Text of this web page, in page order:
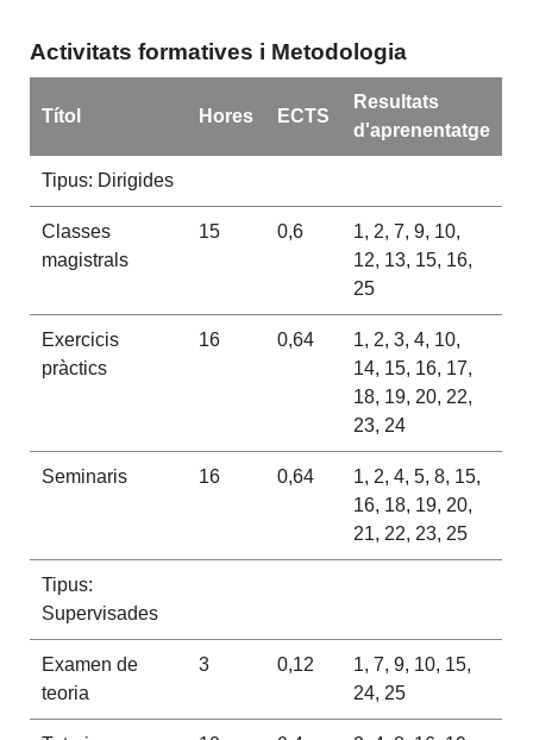
Activitats formatives i Metodologia
Títol Hores ECTS
Resultats
d'aprenentatge
Tipus: Dirigides
Classes
magistrals
15 0,6
1, 2, 7, 9, 10,
12, 13, 15, 16,
25
Exercicis
pràctics
16 0,64
1, 2, 3, 4, 10,
14, 15, 16, 17,
18, 19, 20, 22,
23, 24
Seminaris 16 0,64
1, 2, 4, 5, 8, 15,
16, 18, 19, 20,
21, 22, 23, 25
Tipus:
Supervisades
Examen de
teoria
3 0,12
1, 7, 9, 10, 15,
24, 25